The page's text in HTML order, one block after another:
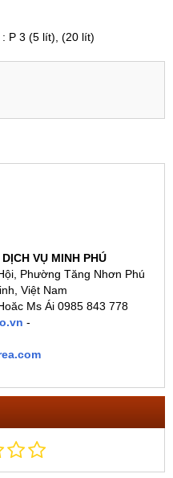
P 3 (5 lít), (20 lít)
VỤ MINH PHÚ
Phường Tăng Nhơn Phú
Việt Nam
Ms Ái 0985 843 778
-